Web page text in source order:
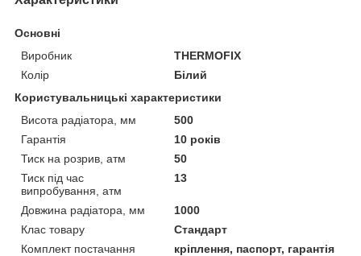
Основні
Виробник
THERMOFIX
Колір
Білий
Користувальницькі характеристики
Висота радіатора, мм
500
Гарантія
10 років
Тиск на розрив, атм
50
Тиск під час
випробування, атм
13
Довжина радіатора, мм
1000
Клас товару
Стандарт
Комплект постачання
кріплення, паспорт, гарантія